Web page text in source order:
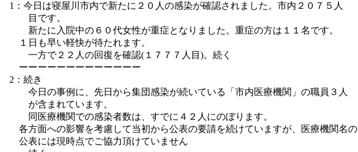
1：今日は寝屋川市内で新たに２０人の感染が確認されました。市内２０７５人
目です。
新たに入院中の６０代女性が重症となりました。重症の方は１１名です。
１日も早い軽快が待たれます。
一方で２２人の回復を確認(１７７７人目)。続く
ーーーーーーーーーーーーー
2：続き
今日の事例に、先日から集団感染が続いている「市内医療機関」の職員３人
が含まれています。
同医療機関での感染者数は、すでに４２人にのぼります。
各方面への影響を考慮して当初から公表の要請を続けていますが、医療機関名の
公表には現時点でご協力頂けていません